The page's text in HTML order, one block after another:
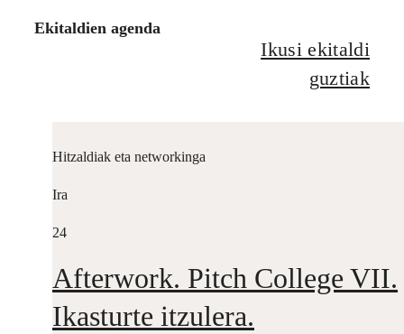
Ekitaldien agenda
Ikusi ekitaldi
guztiak
Hitzaldiak eta networkinga
Ira
24
Afterwork. Pitch College VII.
Ikasturte itzulera.